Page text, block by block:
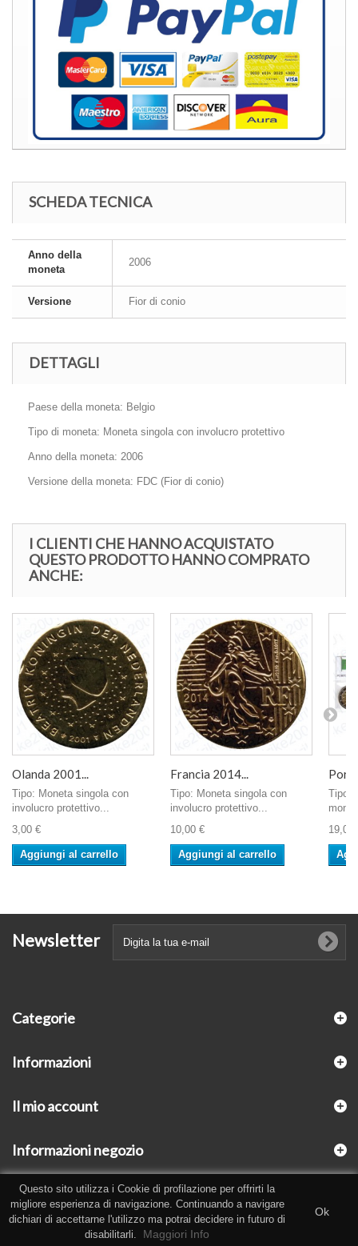
SCHEDA TECNICA
Anno della
moneta
2006
Versione Fior di conio
DETTAGLI
Paese della moneta: Belgio
Tipo di moneta: Moneta singola con involucro protettivo
Anno della moneta: 2006
Versione della moneta: FDC (Fior di conio)
I CLIENTI CHE HANNO ACQUISTATO
QUESTO PRODOTTO HANNO COMPRATO
ANCHE:
Olanda 2001...
Tipo: Moneta singola con
involucro protettivo...
3,00 €
Aggiungi al carrello
Francia 2014...
Tipo: Moneta singola con
involucro protettivo...
10,00 €
Aggiungi al carrello
Tipo:
19,00
Newsletter
Categorie
Informazioni
Il mio account
Informazioni negozio
Questo sito utilizza i Cookie di profilazione per offrirti la
migliore esperienza di navigazione. Continuando a navigare
dichiari di accettarne l'utilizzo ma potrai decidere in futuro di
disabilitarli.
Maggiori Info
Ok